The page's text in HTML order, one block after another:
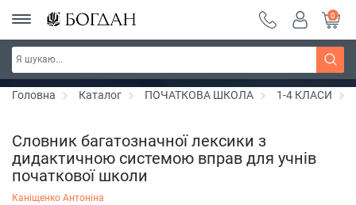
РОЗПРОДАЖ ~ 150 грн ~ 200 грн ~ 250 грн ~
300 грн ~ РОЗПРОДАЖ
Дізнатись більше
0
Головна Каталог ПОЧАТКОВА ШКОЛА 1-4 КЛАСИ
Словник багатозначної лексики з
дидактичною системою вправ для учнів
початкової школи
Каніщенко Антоніна